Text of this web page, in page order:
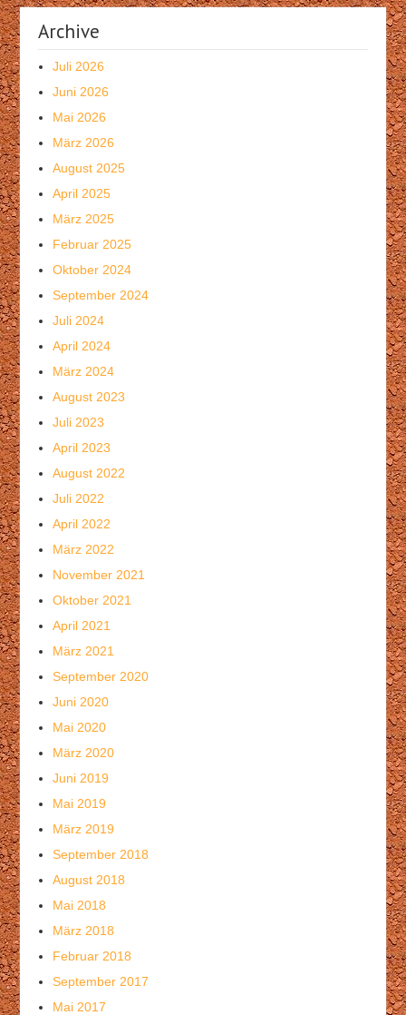
Archive
Juli 2026
Juni 2026
Mai 2026
März 2026
August 2025
April 2025
März 2025
Februar 2025
Oktober 2024
September 2024
Juli 2024
April 2024
März 2024
August 2023
Juli 2023
April 2023
August 2022
Juli 2022
April 2022
März 2022
November 2021
Oktober 2021
April 2021
März 2021
September 2020
Juni 2020
Mai 2020
März 2020
Juni 2019
Mai 2019
März 2019
September 2018
August 2018
Mai 2018
März 2018
Februar 2018
September 2017
Mai 2017